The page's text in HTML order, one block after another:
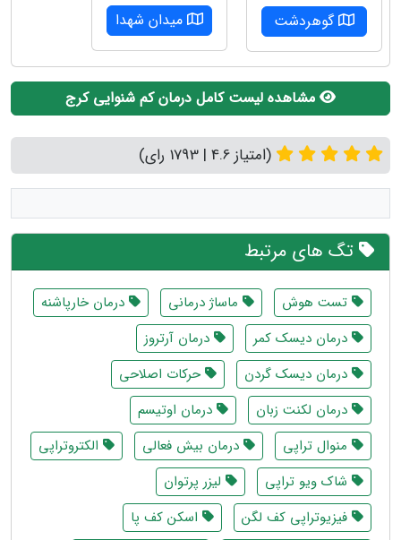
گوهردشت میدان شهدا
مشاهده لیست کامل درمان کم شنوایی کرج
(امتیاز 4.6 | 1793 رای)
تگ های مرتبط
تست هوش ماساژ درمانی
درمان خارپاشنه
درمان دیسک کمر
درمان آرتروز
درمان دیسک گردن
حرکات اصلاحی
درمان لکنت زبان
درمان اوتیسم
منوال تراپی
درمان بیش فعالی
الکتروتراپی
شاک ویو تراپی
لیزر پرتوان
فیزیوتراپی کف لگن
اسکن کف پا